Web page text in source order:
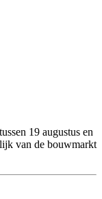
19 augustus en
van de bouwmarkt